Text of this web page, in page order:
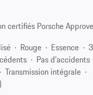
certifiés Porsche
Rouge Essence
Pas d'accidents
Transmission intégrale